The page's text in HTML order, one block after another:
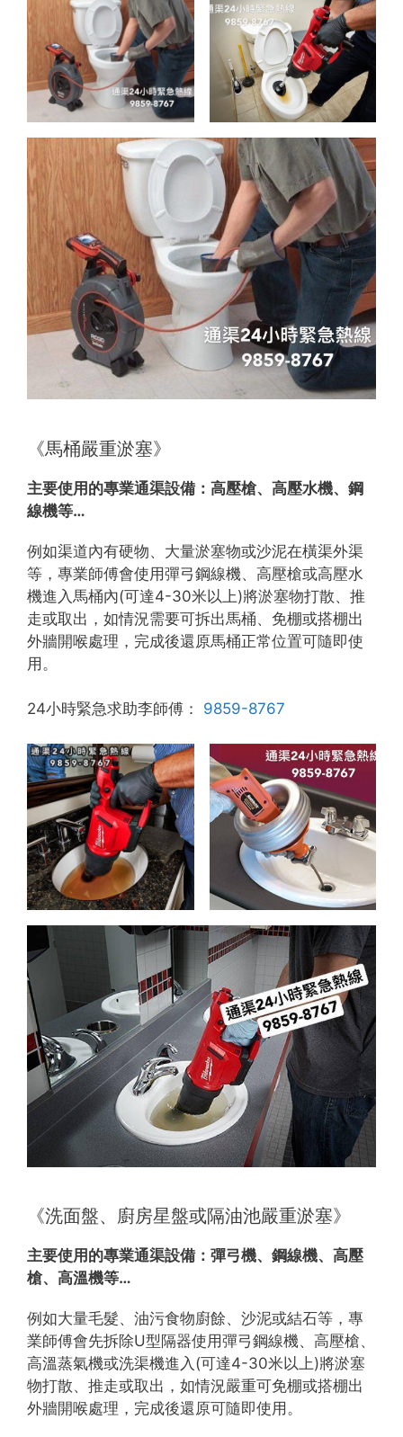
《馬桶嚴重淤塞》
主要使用的專業通渠設備： 高壓槍、高壓水機、鋼
線機等…
例如渠道內有硬物、大量淤塞物或沙泥在橫渠外渠
等，專業師傅會使用彈弓鋼線機、高壓槍或高壓水
機進入馬桶內(可達4-30米以上)將淤塞物打散、推
走或取出，如情況需要可拆出馬桶、免棚或搭棚出
外牆開喉處理，完成後還原馬桶正常位置可隨即使
用。
24小時緊急求助李師傅： 9859-8767
《洗面盤、廚房星盤或隔油池嚴重淤塞》
主要使用的專業通渠設備： 彈弓機、鋼線機、高壓
槍、高溫機等…
例如大量毛髮、油污食物廚餘、沙泥或結石等，專
業師傅會先拆除U型隔器使用彈弓鋼線機、高壓槍、
高溫蒸氣機或洗渠機進入(可達4-30米以上)將淤塞
物打散、推走或取出，如情況嚴重可免棚或搭棚出
外牆開喉處理，完成後還原可隨即使用。